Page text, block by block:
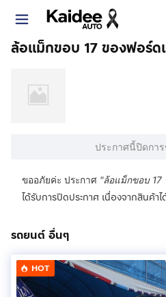
ล้อแม็กขอบ 17 ของฟอร์ดเ
ประกาศนี้ปิดกา
ขออภัยค่ะ ประกาศ "ล้อแม็กขอบ 17
ได้รับการปิดประกาศ เนื่องจากสินค้า
รถยนต์ อื่นๆ
HOT